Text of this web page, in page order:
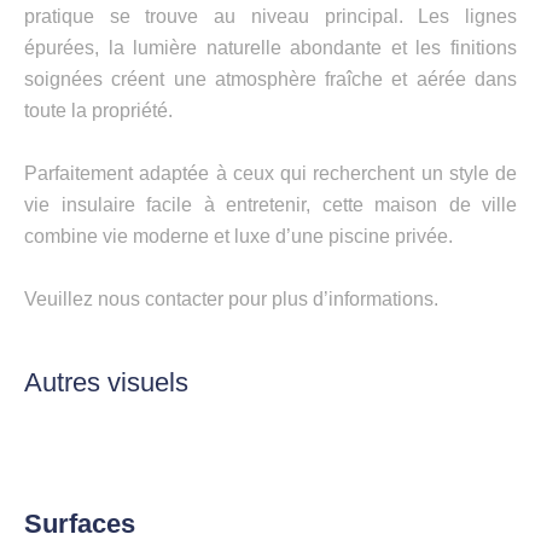
pratique se trouve au niveau principal. Les lignes
épurées, la lumière naturelle abondante et les finitions
soignées créent une atmosphère fraîche et aérée dans
toute la propriété.
Parfaitement adaptée à ceux qui recherchent un style de
vie insulaire facile à entretenir, cette maison de ville
combine vie moderne et luxe d’une piscine privée.
Veuillez nous contacter pour plus d’informations.
Autres visuels
Surfaces